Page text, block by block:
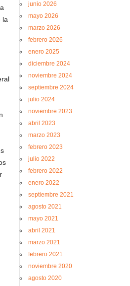
la
junio 2026
mayo 2026
marzo 2026
febrero 2026
enero 2025
diciembre 2024
noviembre 2024
septiembre 2024
julio 2024
noviembre 2023
abril 2023
marzo 2023
febrero 2023
julio 2022
febrero 2022
enero 2022
septiembre 2021
agosto 2021
mayo 2021
abril 2021
marzo 2021
febrero 2021
noviembre 2020
agosto 2020